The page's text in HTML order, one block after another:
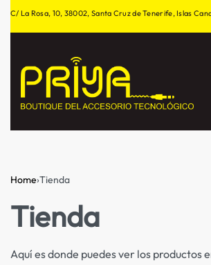
C/ La Rosa, 10, 38002, Santa Cruz de Tenerife, Islas
Home›Tienda
Tienda
Aquí es donde puedes ver los productos